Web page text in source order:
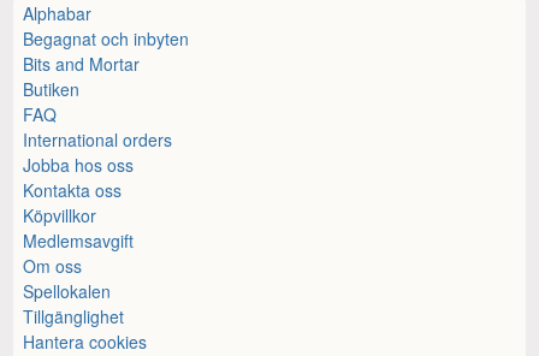
Alphabar
Begagnat och inbyten
Bits and Mortar
Butiken
FAQ
International orders
Jobba hos oss
Kontakta oss
Köpvillkor
Medlemsavgift
Om oss
Spellokalen
Tillgänglighet
Hantera cookies